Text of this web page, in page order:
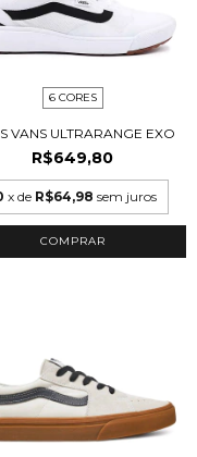
6 CORES
VANS ULTRARANGE EXO
R$649,80
x de R$64,98 sem juros
COMPRAR